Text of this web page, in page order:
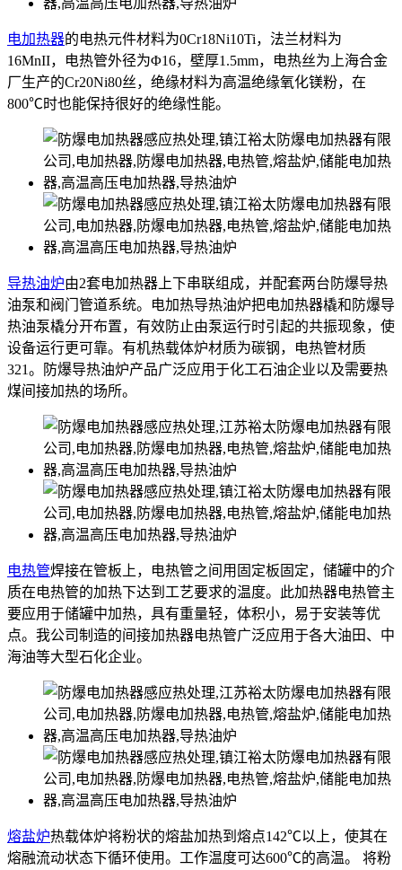
电加热器的电热元件材料为0Cr18Ni10Ti，法兰材料为
16MnII，电热管外径为Φ16，壁厚1.5mm，电热丝为上海合金
厂生产的Cr20Ni80丝，绝缘材料为高温绝缘氧化镁粉，在
800℃时也能保持很好的绝缘性能。
导热油炉由2套电加热器上下串联组成，并配套两台防爆导热
油泵和阀门管道系统。电加热导热油炉把电加热器橇和防爆导
热油泵橇分开布置，有效防止由泵运行时引起的共振现象，使
设备运行更可靠。有机热载体炉材质为碳钢，电热管材质
321。防爆导热油炉产品广泛应用于化工石油企业以及需要热
煤间接加热的场所。
电热管焊接在管板上，电热管之间用固定板固定，储罐中的介
质在电热管的加热下达到工艺要求的温度。此加热器电热管主
要应用于储罐中加热，具有重量轻，体积小，易于安装等优
点。我公司制造的间接加热器电热管广泛应用于各大油田、中
海油等大型石化企业。
熔盐炉热载体炉将粉状的熔盐加热到熔点142℃以上，使其在
熔融流动状态下循环使用。工作温度可达600℃的高温。 将粉